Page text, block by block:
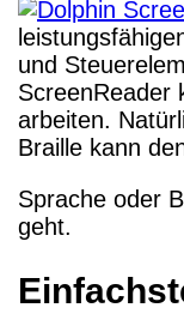
und
ScreenReader
arbeiten.
Braille kann
Sprache oder
geht.